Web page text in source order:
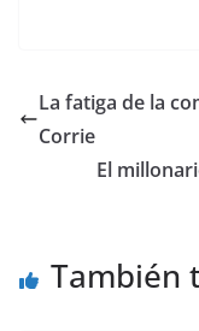
La fatiga de la
Corrie
El
También